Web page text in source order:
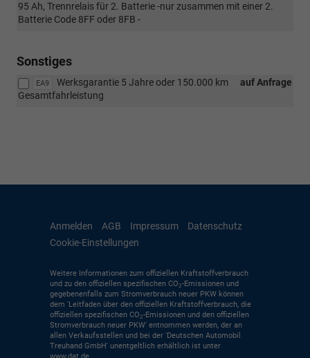
95 Ah, Trennrelais für 2. Batterie -nur zusammen mit einer 2.
Batterie Code 8FF oder 8FB -
Sonstiges
EA9 auf Anfrage
Werksgarantie 5 Jahre oder 150.000 km
Gesamtfahrleistung
Anmelden AGB Impressum
Datenschutz
Cookie-Einstellungen
Weitere Informationen zum offiziellen Kraftstoffverbrauch
und zu den offiziellen spezifischen CO2-Emissionen und
gegebenenfalls zum Stromverbrauch neuer PKW können
dem 'Leitfaden über den offiziellen Kraftstoffverbrauch, die
offiziellen spezifischen CO2-Emissionen und den offiziellen
Stromverbrauch neuer PKW' entnommen werden, der an
allen Verkaufsstellen und bei der 'Deutschen Automobil
Treuhand GmbH' unentgeltlich erhältlich ist unter
www.dat.de.